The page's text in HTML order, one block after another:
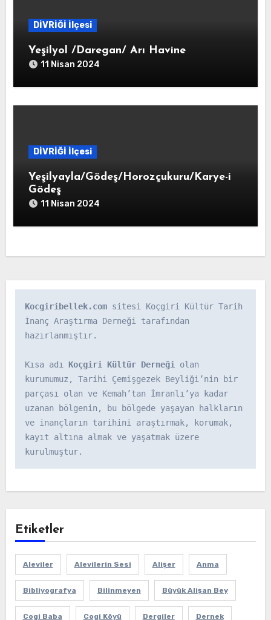
DİVRİĞİ İlçesi
Yeşilyol /Daregan/ Arı Havine
11 Nisan 2024
DİVRİĞİ İlçesi
Yeşilyayla/Gödeş/Horozçukuru/Karye-i
Gödeş
11 Nisan 2024
Kocgiribellek.com sitesi Koçgiri Kültür Tarih
İnanç Araştırma Derneği tarafından
hazırlanmıştır.
Kısa adı Koçgiri Kültür Derneği olan
kurumumuz, Tarihi Çemişgezek Beyliği’nin bir
parçası olan ve Kemah’tan İmranlı’ya kadar
uzanan bölgenin, bu bölgede yaşayan halkların
ve inançların tarihini araştırmak, korumak,
kayıt altına almak ve yaşatmak üzere
kurulmuştur.
Etiketler
Aleviler Alevilerin Sesi Alişer Anma
Bibliyografya Bilinmeyen Büyük Alişan Bey
Cogi Baba Cogi Köyü Dergiler Dernek